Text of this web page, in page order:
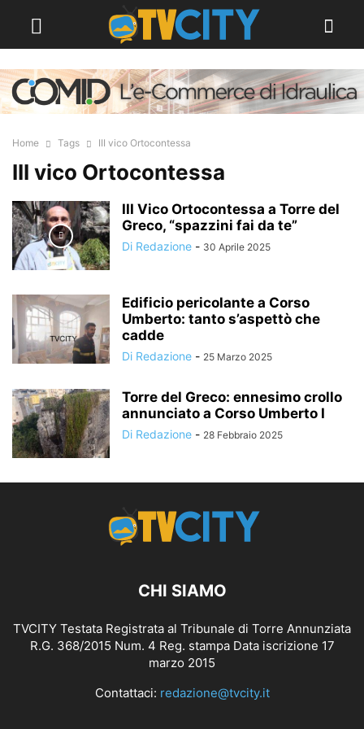
Home Tags III vico Ortocontessa
III vico Ortocontessa
III Vico Ortocontessa a Torre del
Greco, “spazzini fai da te”
Di Redazione - 30 Aprile 2025
Edificio pericolante a Corso
Umberto: tanto s’aspettò che
cadde
Di Redazione - 25 Marzo 2025
Torre del Greco: ennesimo crollo
annunciato a Corso Umberto I
Di Redazione - 28 Febbraio 2025
CHI SIAMO
TVCITY Testata Registrata al Tribunale di Torre Annunziata
R.G. 368/2015 Num. 4 Reg. stampa Data iscrizione 17
marzo 2015
Contattaci: redazione@tvcity.it